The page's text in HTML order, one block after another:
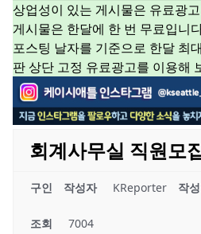
상업성이 있는 게시물은 유료광
게시물은 한달에 한 번 무료입니
포스팅 날자를 기준으로 한달 최
판 상단 고정 유료광고를 이용해
회계사무실 직원모
구인 작성자 KReporter 작
조회 7004